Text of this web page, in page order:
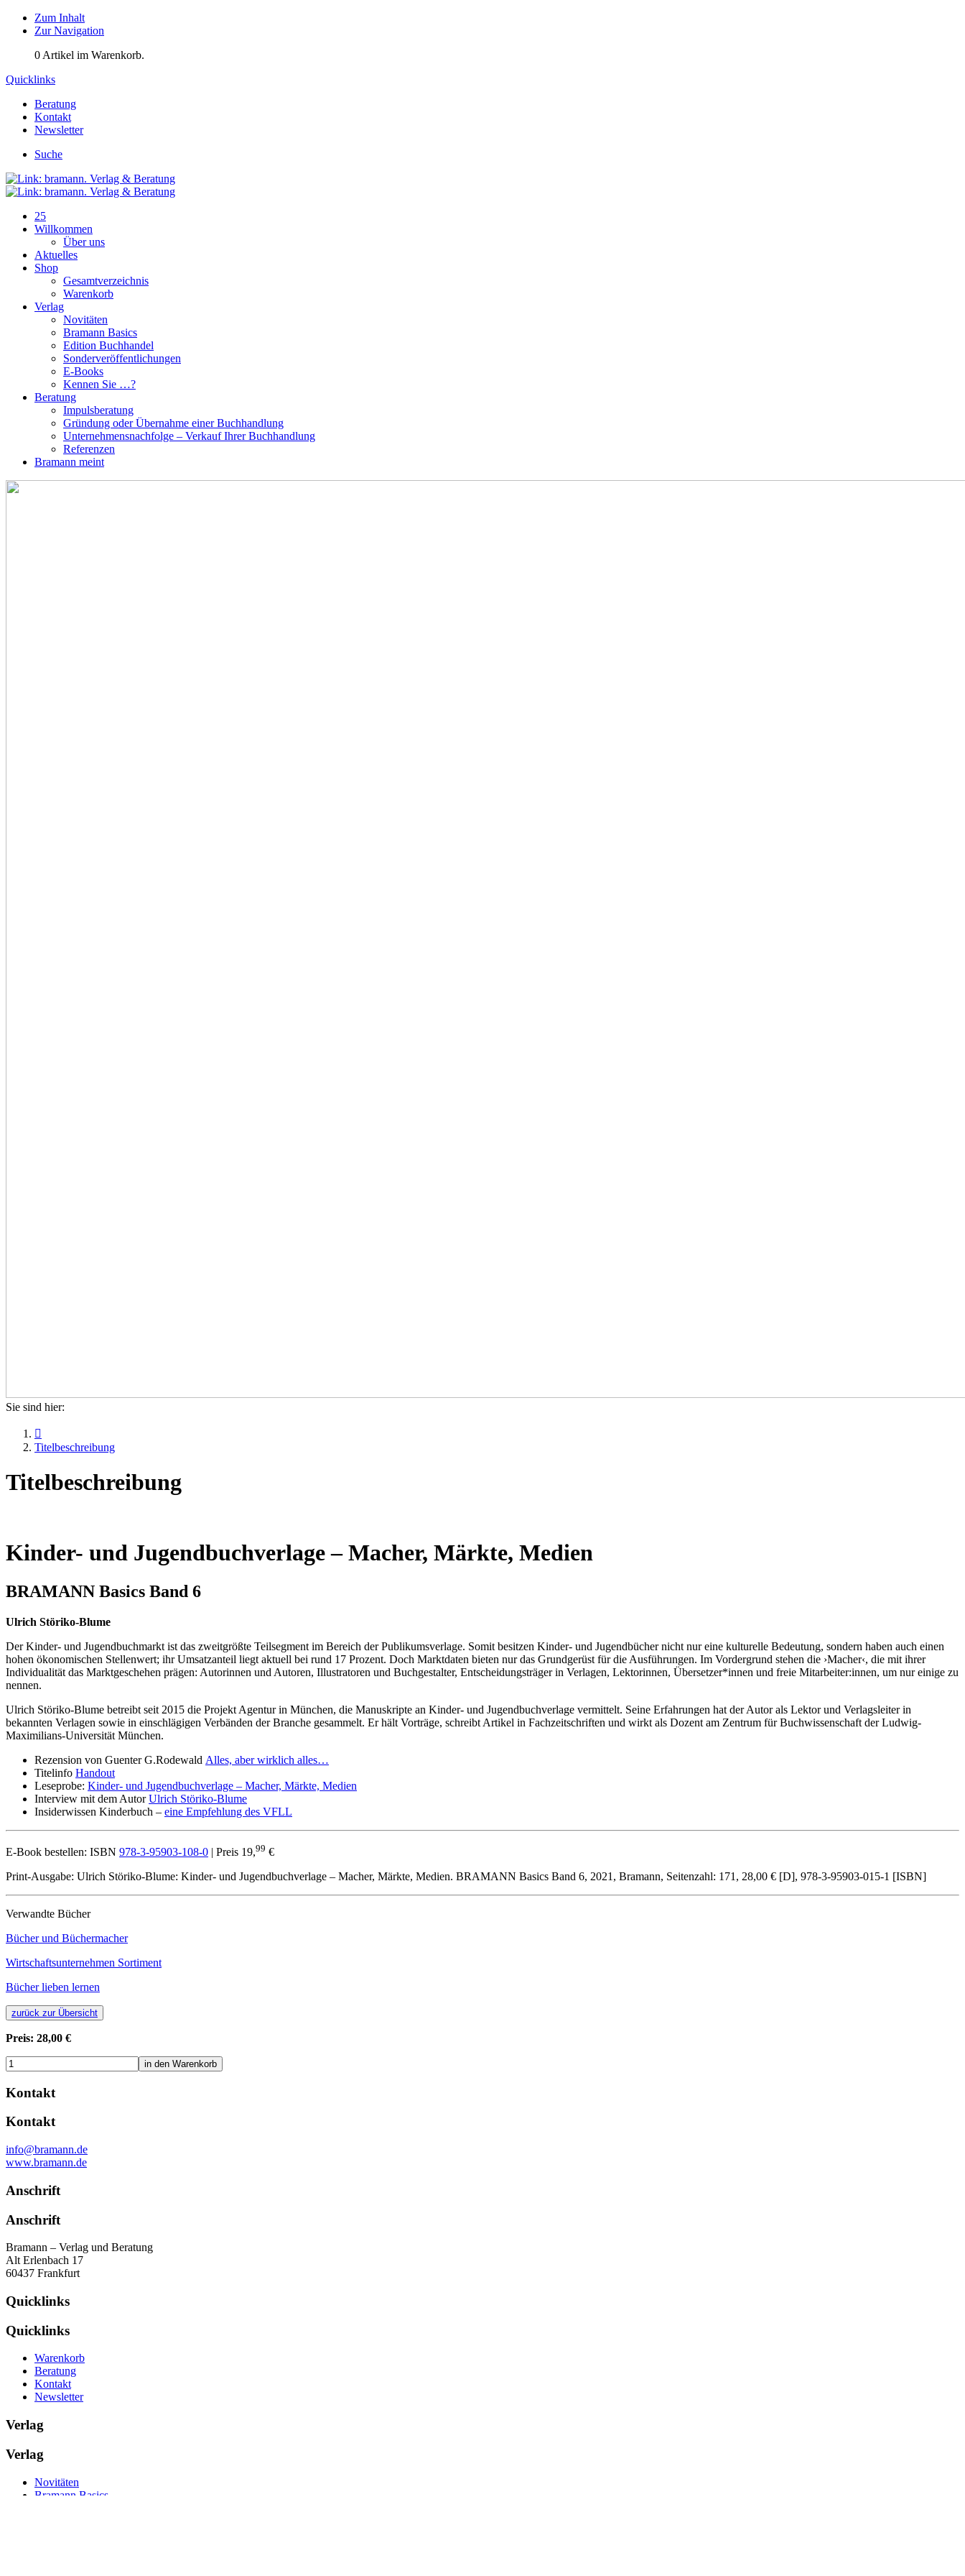
Zum Inhalt
Zur Navigation
0 Artikel im Warenkorb.
Quicklinks
Beratung
Kontakt
Newsletter
Suche
25
Willkommen
Über uns
Aktuelles
Shop
Gesamtverzeichnis
Warenkorb
Verlag
Novitäten
Bramann Basics
Edition Buchhandel
Sonderveröffentlichungen
E-Books
Kennen Sie …?
Beratung
Impulsberatung
Gründung oder Übernahme einer Buchhandlung
Unternehmensnachfolge – Verkauf Ihrer Buchhandlung
Referenzen
Bramann meint
Sie sind hier:

Titelbeschreibung
Titelbeschreibung
Kinder- und Jugendbuchverlage – Macher, Märkte, Medien
BRAMANN Basics Band 6
Ulrich Störiko-Blume
Der Kinder- und Jugendbuchmarkt ist das zweitgrößte Teilsegment im Bereich der Publikumsverlage. Somit besitzen Kinder- und Jugendbücher nicht nur eine kulturelle Bedeutung, sondern haben auch einen
hohen ökonomischen Stellenwert; ihr Umsatzanteil liegt aktuell bei rund 17 Prozent. Doch Marktdaten bieten nur das Grundgerüst für die Ausführungen. Im Vordergrund stehen die ›Macher‹, die mit ihrer
Individualität das Marktgeschehen prägen: Autorinnen und Autoren, Illustratoren und Buchgestalter, Entscheidungsträger in Verlagen, Lektorinnen, Übersetzer*innen und freie Mitarbeiter:innen, um nur einige zu
nennen.
Ulrich Störiko-Blume betreibt seit 2015 die Projekt Agentur in München, die Manuskripte an Kinder- und Jugendbuchverlage vermittelt. Seine Erfahrungen hat der Autor als Lektor und Verlagsleiter in
bekannten Verlagen sowie in einschlägigen Verbänden der Branche gesammelt. Er hält Vorträge, schreibt Artikel in Fachzeitschriften und wirkt als Dozent am Zentrum für Buchwissenschaft der Ludwig-
Maximilians-Universität München.
Rezension von Guenter G.Rodewald Alles, aber wirklich alles…
Titelinfo Handout
Leseprobe: Kinder- und Jugendbuchverlage – Macher, Märkte, Medien
Interview mit dem AutorUlrich Störiko-Blume
Insiderwissen Kinderbuch – eine Empfehlung des VFLL
E-Book bestellen: ISBN 978-3-95903-108-0 | Preis 19,99 €
Print-Ausgabe: Ulrich Störiko-Blume: Kinder- und Jugendbuchverlage – Macher, Märkte, Medien. BRAMANN Basics Band 6, 2021, Bramann, Seitenzahl: 171, 28,00 € [D], 978-3-95903-015-1 [ISBN]
Verwandte Bücher
Bücher und Büchermacher
Wirtschaftsunternehmen Sortiment
Bücher lieben lernen
zurück zur Übersicht
Preis: 28,00 €
Kontakt
Kontakt
info@bramann.de
www.bramann.de
Anschrift
Anschrift
Bramann – Verlag und Beratung
Alt Erlenbach 17
60437 Frankfurt
Quicklinks
Quicklinks
Warenkorb
Beratung
Kontakt
Newsletter
Verlag
Verlag
Novitäten
Bramann Basics